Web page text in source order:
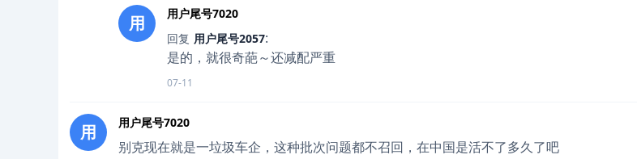
用
用户尾号7020
回复 用户尾号2057:
是的，就很奇葩～还减配严重
07-11
用 用户尾号7020
别克现在就是一垃圾车企，这种批次问题都不召回，在中国是活不了多久了吧